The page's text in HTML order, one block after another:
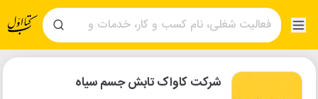
شرکت کاواک تابش جسم سیاه